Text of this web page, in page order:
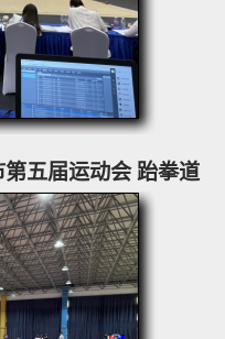
五届运动会 跆拳道